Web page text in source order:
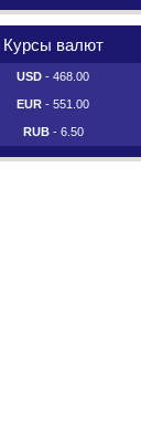
Курсы валют
USD - 468.00
EUR - 551.00
RUB- 6.50